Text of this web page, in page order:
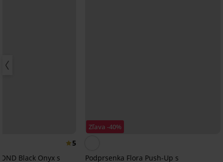
5
Black Onyx s
Zľava -40%
Podprsenka Flora Push-Up s